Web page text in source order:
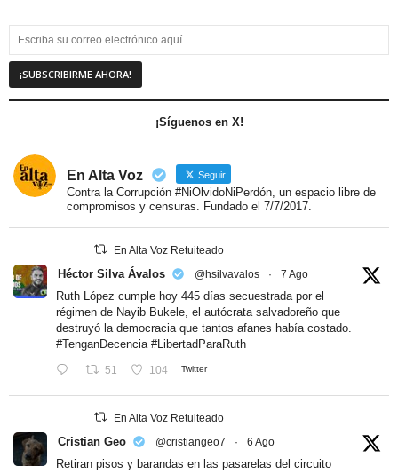
¡Síguenos en X!
En Alta Voz Seguir
Contra la Corrupción #NiOlvidoNiPerdón, un espacio libre de
compromisos y censuras. Fundado el 7/7/2017.
En Alta Voz Retuiteado
Héctor Silva Ávalos @hsilvavalos · 7 Ago
Ruth López cumple hoy 445 días secuestrada por el
régimen de Nayib Bukele, el autócrata salvadoreño que
destruyó la democracia que tantos afanes había costado.
#TenganDecencia #LibertadParaRuth
51 104 Twitter
En Alta Voz Retuiteado
Cristian Geo @cristiangeo7 · 6 Ago
Retiran pisos y barandas en las pasarelas del circuito